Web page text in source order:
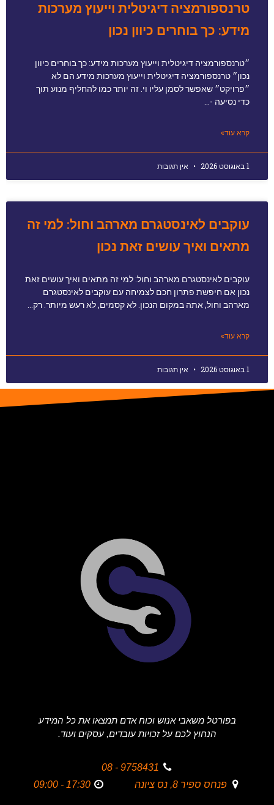
טרנספורמציה דיגיטלית וייעוץ מערכות
מידע: כך בוחרים כיוון נכון
״טרנספורמציה דיגיטלית וייעוץ מערכות מידע: כך בוחרים כיוון
נכון״ טרנספורמציה דיגיטלית וייעוץ מערכות מידע הם לא
״פרויקט״ שאפשר לסמן עליו וי. זה יותר כמו להחליף מנוע תוך
כדי נסיעה -…
קרא עוד»
1 באוגוסט 2026 אין תגובות
עוקבים לאינסטגרם מארהב וחול: למי זה
מתאים ואיך עושים זאת נכון
עוקבים לאינסטגרם מארהב וחול: למי זה מתאים ואיך עושים זאת
נכון אם חיפשת פתרון חכם לצמיחה עם עוקבים לאינסטגרם
מארהב וחול, אתה במקום הנכון. לא קסמים, לא רעש מיותר. רק…
קרא עוד»
1 באוגוסט 2026 אין תגובות
בפורטל משאבי אנוש וכוח אדם תמצאו את כל המידע
הנחוץ לכם על זכויות עובדים, עסקים ועוד.
9758431 - 08
פנחס ספיר 8, נס ציונה
17:30 - 09:00